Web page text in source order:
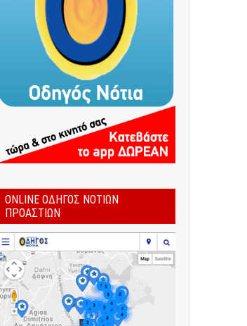
ONLINE ΟΔΗΓΌΣ ΝΟΤΊΩΝ
ΠΡΟΑΣΤΊΩΝ